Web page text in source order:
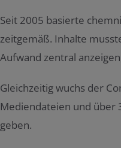
Seit 2005 basierte
zeitgemäß. Inhalte
Aufwand zentral
Gleichzeitig wuchs der
Mediendateien und über
geben.